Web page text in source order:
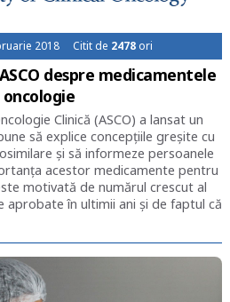
2018 Citit de 2478 ori
despre medicamentele
Clinică (ASCO) a lansat un
să explice concepțiile greșite cu
și să informeze persoanele
acestor medicamente pentru
motivată de numărul crescut al
aprobate în ultimii ani și de faptul că